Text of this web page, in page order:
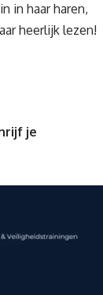
in haar haren,
heerlijk lezen!
je